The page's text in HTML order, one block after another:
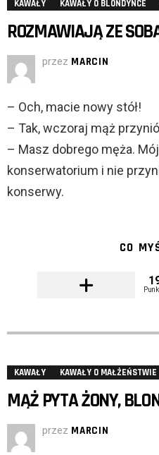
KAWAŁY KAWAŁY O BLONDYNCE
ROZMAWIAJĄ ZE
przez MARCIN
– Och, macie nowy stół!
– Tak, wczoraj mąż
– Masz dobrego męża.
konserwatorium i nie
konserwy.
CO
KAWAŁY KAWAŁY O MAŁŻEŃSTWIE
MĄŻ PYTA ŻONY,
przez MARCIN